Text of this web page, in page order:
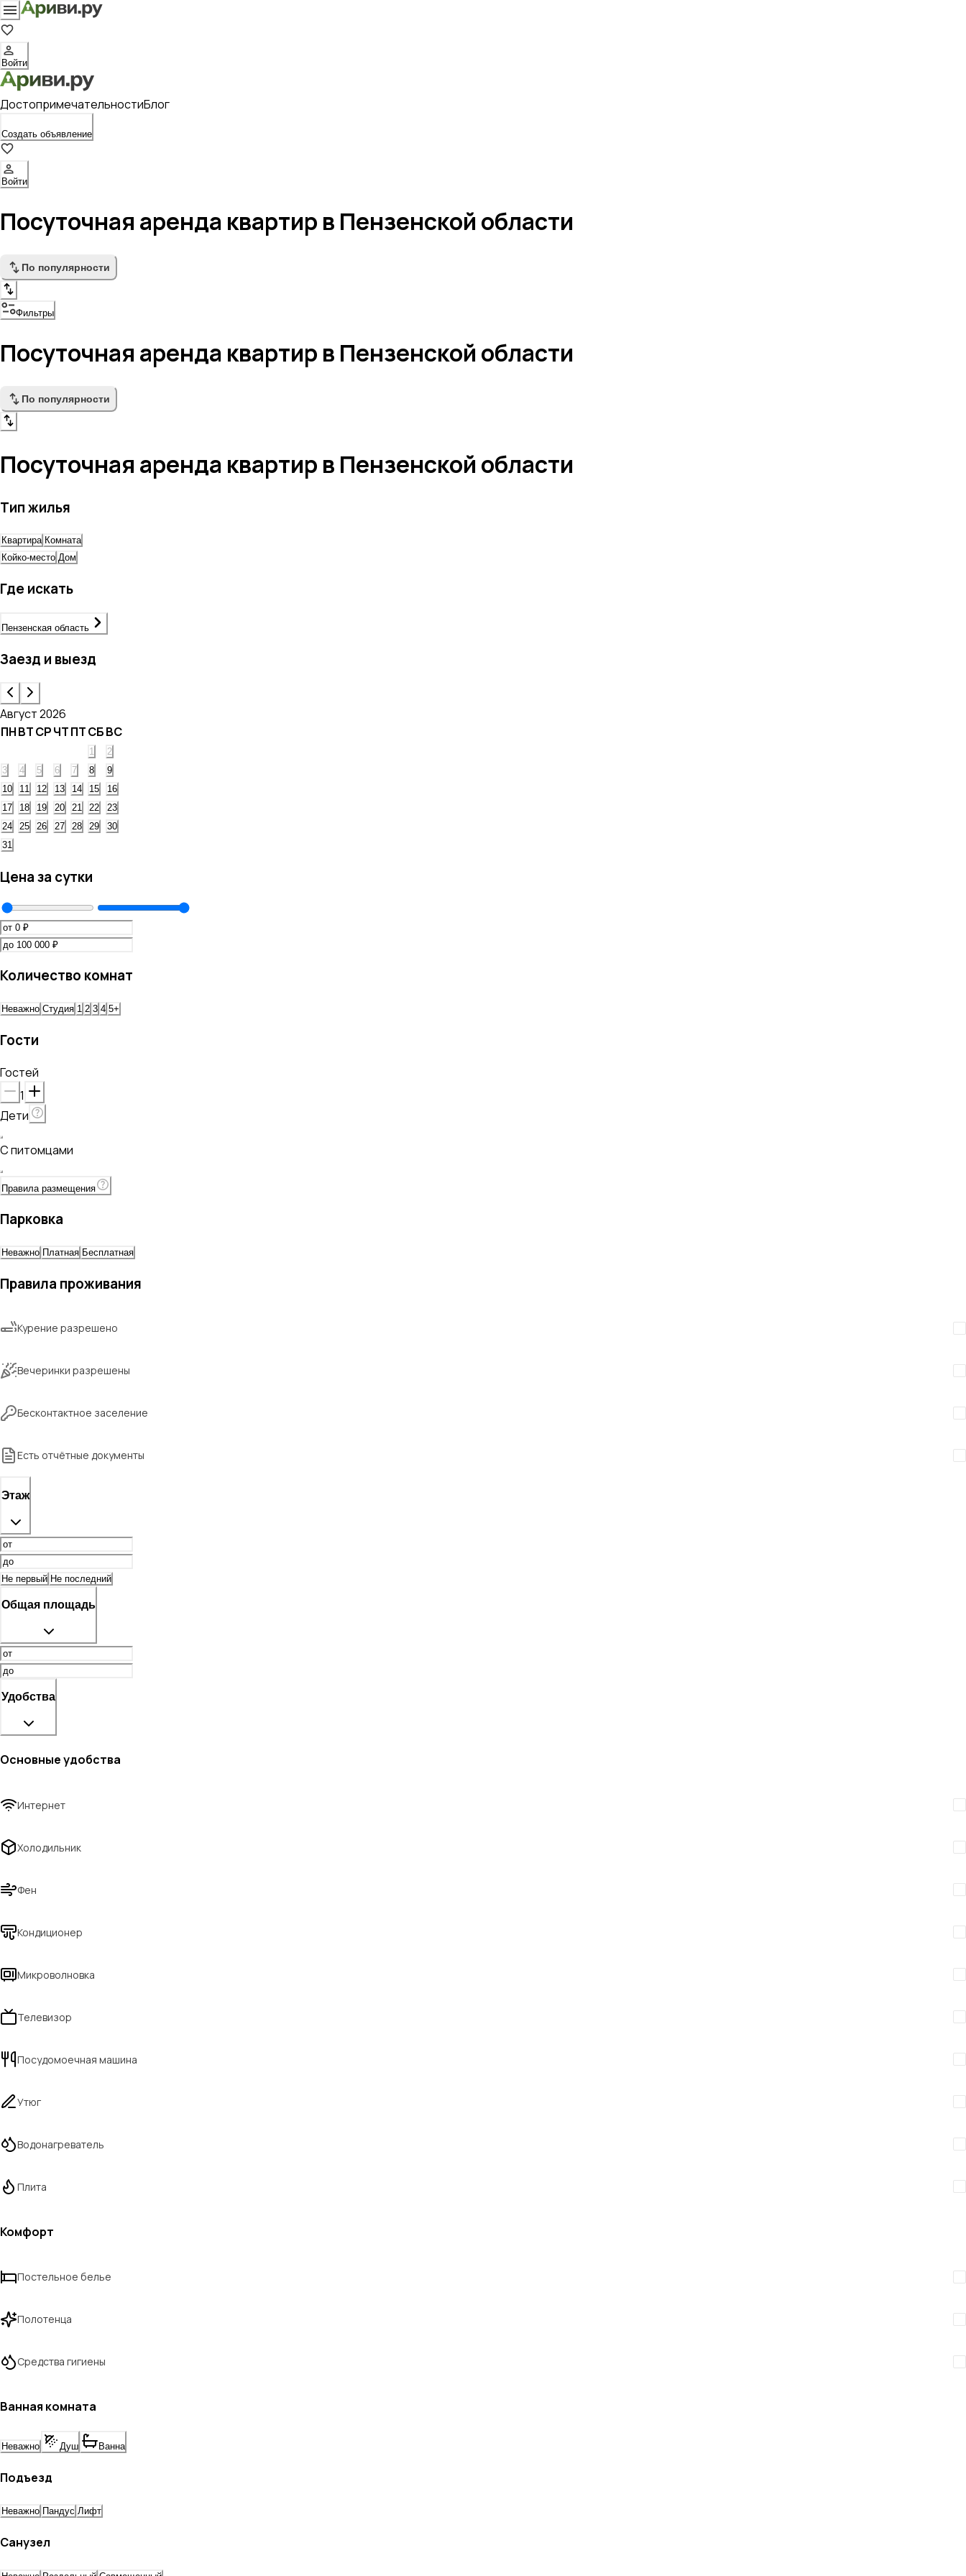
Войти
ДостопримечательностиБлог
Создать объявление
Войти
Посуточная аренда квартир в Пензенской области
По популярности
Фильтры
Посуточная аренда квартир в Пензенской области
По популярности
Посуточная аренда квартир в Пензенской области
Тип жилья
Квартира Комната
Койко-место Дом
Где искать
Пензенская область
Заезд и выезд
Август 2026
ПНВТСРЧТПТСБВС
1
2
3
4 5 6 7 8
9
10
11 12 13 14 15
16
17
18 19 20 21 22
23
24
25 26 27 28 29
30
31
Цена за сутки
Количество комнат
Неважно Студия 1 2 3 4 5+
Гости
Гостей
1
Дети
С питомцами
Правила размещения
Парковка
Неважно Платная Бесплатная
Правила проживания
Курение разрешено
Вечеринки разрешены
Бесконтактное заселение
Есть отчётные документы
Этаж
Не первый Не последний
Общая площадь
Удобства
Основные удобства
Интернет
Холодильник
Фен
Кондиционер
Микроволновка
Телевизор
Посудомоечная машина
Утюг
Водонагреватель
Плита
Комфорт
Постельное белье
Полотенца
Средства гигиены
Ванная комната
Неважно Душ Ванна
Подъезд
Неважно Пандус Лифт
Санузел